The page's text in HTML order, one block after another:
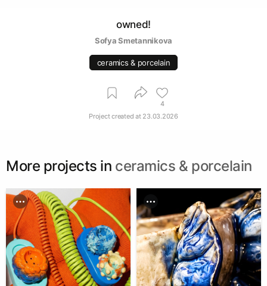
owned!
Sofya Smetannikova
ceramics & porcelain
4
Project created at 23.03.2026
More projects in ceramics & porcelain